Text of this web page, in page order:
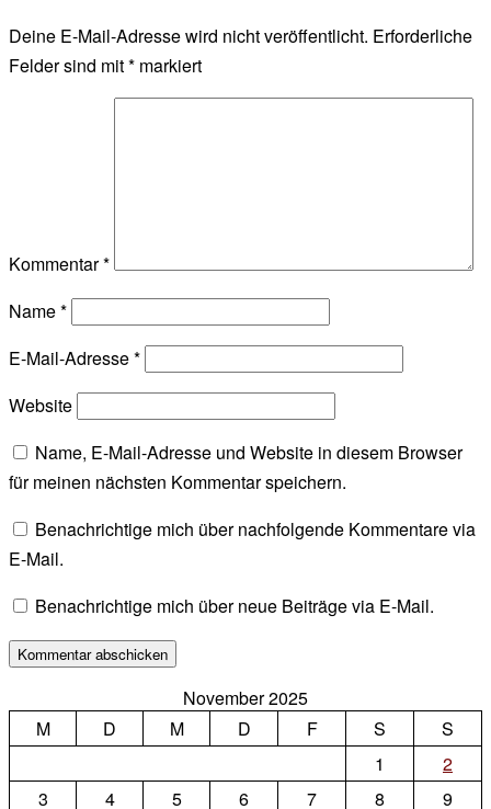
Deine E-Mail-Adresse wird nicht veröffentlicht. Erforderliche
Felder sind mit* markiert
Kommentar*
Name*
E-Mail-Adresse*
Website
Name, E-Mail-Adresse und Website in diesem Browser
für meinen nächsten Kommentar speichern.
Benachrichtige mich über nachfolgende Kommentare via
E-Mail.
Benachrichtige mich über neue Beiträge via E-Mail.
November 2025
M
D M D F S
S
1
2
3
4 5 6 7 8
9